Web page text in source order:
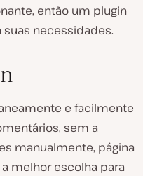
então um plugin
necessidades.
e facilmente
sem a
manualmente, página
melhor escolha para